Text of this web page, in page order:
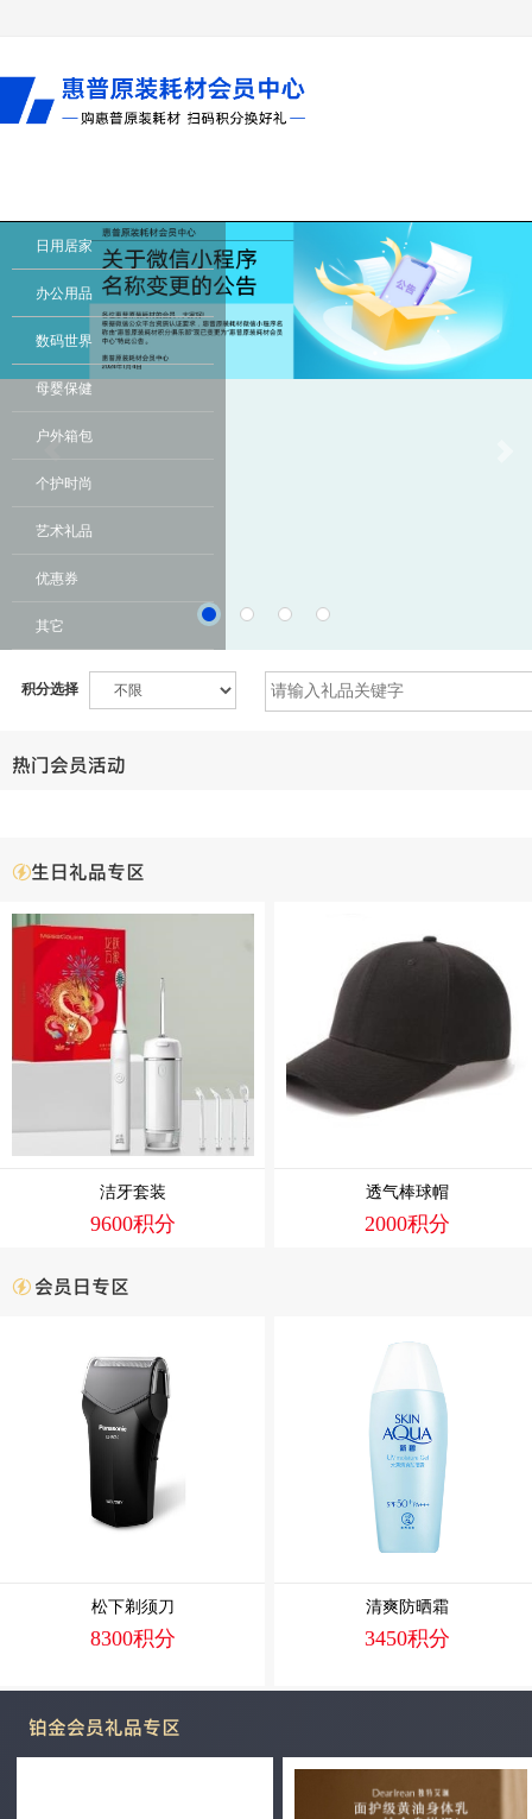
Previous
日用居家
办公用品
数码世界
母婴保健
户外箱包
个护时尚
艺术礼品
优惠券
其它
积分选择
热门会员活动
生日礼品专区
洁牙套装
9600积分
透气棒球帽
2000积分
会员日专区
松下剃须刀
8300积分
清爽防晒霜
3450积分
铂金会员礼品专区